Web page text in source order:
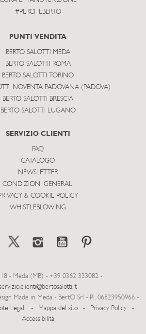
#PERCHEBERTO
PUNTI VENDITA
BERTO SALOTTI MEDA
BERTO SALOTTI ROMA
BERTO SALOTTI TORINO
NOVENTA PADOVANA (PADOVA)
BERTO SALOTTI BRESCIA
BERTO SALOTTI LUGANO
SERVIZIO CLIENTI
FAQ
CATALOGO
NEWSLETTER
CONDIZIONI GENERALI
& COOKIE POLICY
WHISTLEBLOWING
18 - Meda (MB) - +39 0362 333082 -
Made in Meda - BertO Srl - P.I. 06823950966 -
Legali - Mappa del sito - Privacy Policy
-
Accessibilità